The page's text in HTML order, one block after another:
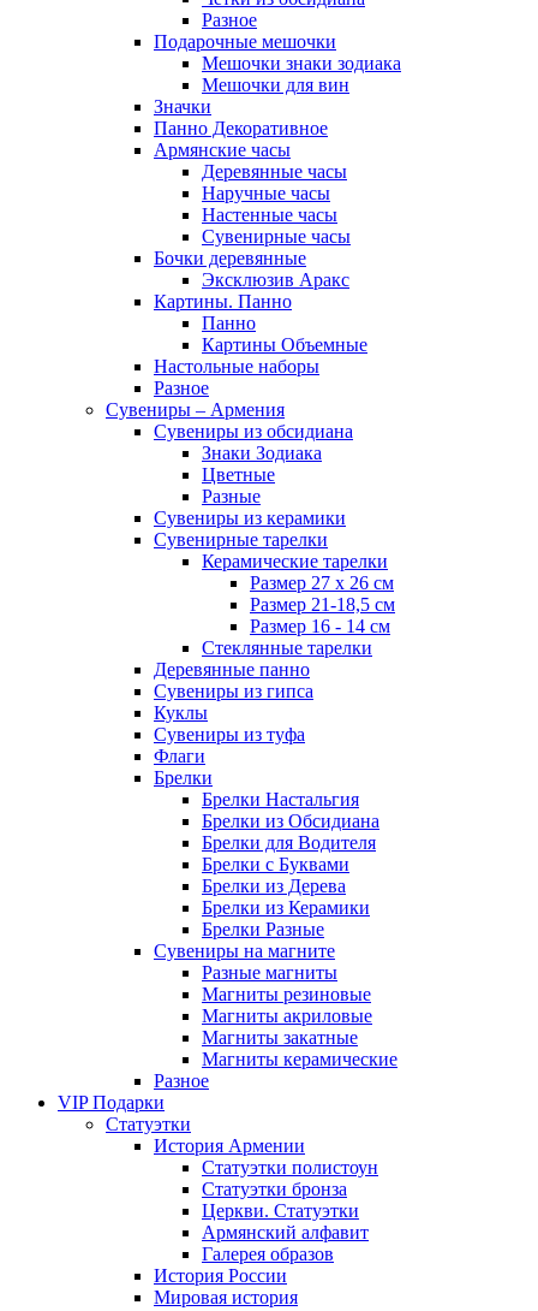
Разное
Подарочные мешочки
Мешочки знаки зодиака
Мешочки для вин
Значки
Панно Декоративное
Армянские часы
Деревянные часы
Наручные часы
Настенные часы
Сувенирные часы
Бочки деревянные
Эксклюзив Аракс
Картины. Панно
Панно
Картины Объемные
Настольные наборы
Разное
Сувениры – Армения
Сувениры из обсидиана
Знаки Зодиака
Цветные
Разные
Сувениры из керамики
Сувенирные тарелки
Керамические тарелки
Размер 27 х 26 см
Размер 21-18,5 см
Размер 16 - 14 см
Стеклянные тарелки
Деревянные панно
Сувениры из гипса
Куклы
Сувениры из туфа
Флаги
Брелки
Брелки Настальгия
Брелки из Обсидиана
Брелки для Водителя
Брелки с Буквами
Брелки из Дерева
Брелки из Керамики
Брелки Разные
Сувениры на магните
Разные магниты
Магниты резиновые
Магниты акриловые
Магниты закатные
Магниты керамические
Разное
VIP Подарки
Статуэтки
История Армении
Статуэтки полистоун
Статуэтки бронза
Церкви. Статуэтки
Армянский алфавит
Галерея образов
История России
Мировая история